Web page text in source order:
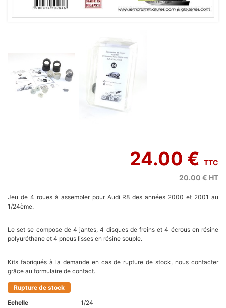
24.00 € TTC
20.00 € HT
Jeu de 4 roues à assembler pour Audi R8 des années 2000 et 2001 au
1/24ème.
Le set se compose de 4 jantes, 4 disques de freins et 4 écrous en résine
polyuréthane et 4 pneus lisses en résine souple.
Kits fabriqués à la demande en cas de rupture de stock, nous contacter
grâce au formulaire de contact.
Rupture de stock
Echelle
1/24